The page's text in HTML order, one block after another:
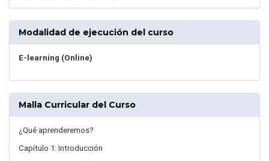
Modalidad de ejecución del curso
E-learning (Online)
Malla Curricular del Curso
¿Qué aprenderemos?
Capítulo 1: Introducción